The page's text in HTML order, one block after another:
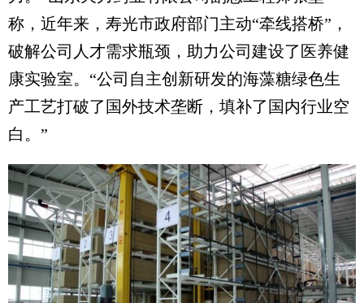
称，近年来，寿光市政府部门主动“牵线搭桥”，
破解公司人才需求瓶颈，助力公司建设了医养健
康实验室。“公司自主创新研发的海藻糖绿色生
产工艺打破了国外技术垄断，填补了国内行业空
白。”